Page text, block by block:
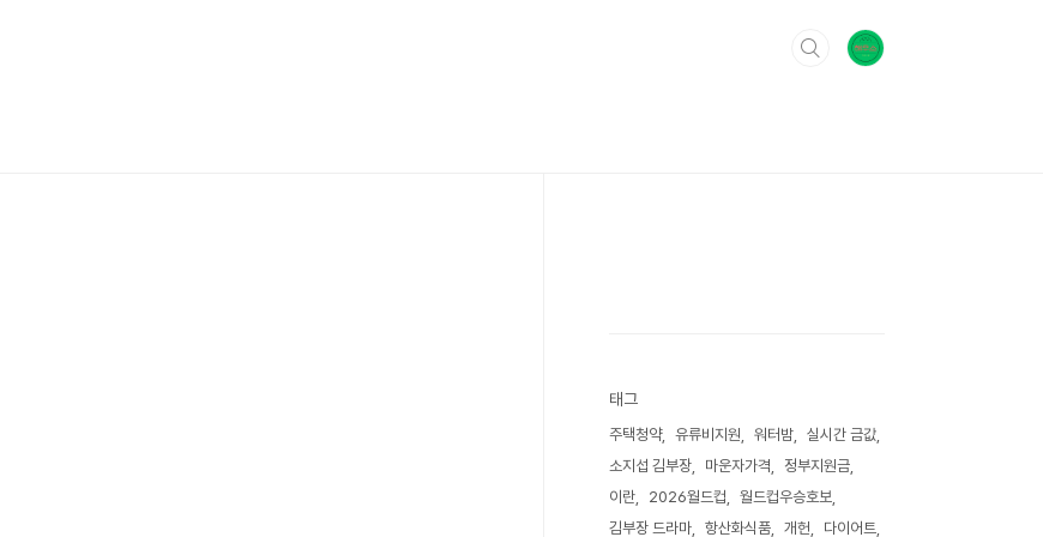
태그
주택청약 유류비지원 워터밤
실시간 금값
소지섭 김부장
마운자가격
정부지원금
이란
2026월드컵
월드컵우승호보
김부장 드라마
항산화식품 개헌 다이어트